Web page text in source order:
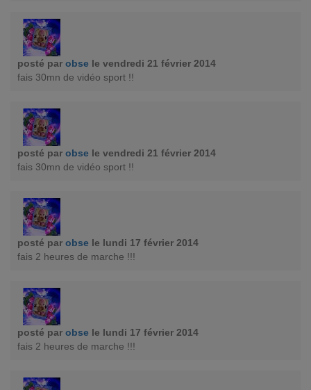
posté par obse le vendredi 21 février 2014
fais 30mn de vidéo sport !!
posté par obse le vendredi 21 février 2014
fais 30mn de vidéo sport !!
posté par obse le lundi 17 février 2014
fais 2 heures de marche !!!
posté par obse le lundi 17 février 2014
fais 2 heures de marche !!!